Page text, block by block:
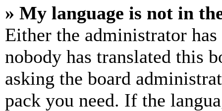
» My language is not in
Either the administrator
nobody has translated this
asking the board
pack you need. If the